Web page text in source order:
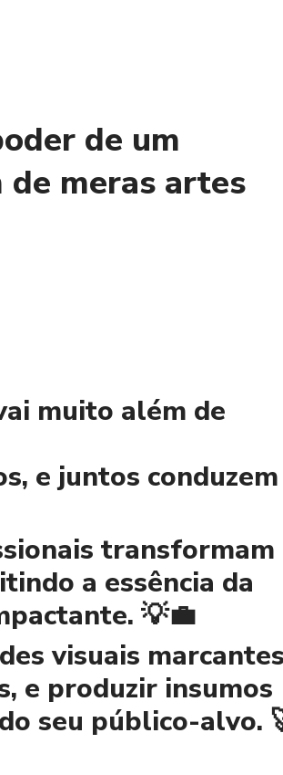
de um
meras artes
muito além de
e juntos conduzem
transformam
a essência da
💡💼
visuais
e produzir insumos
seu público-alvo.